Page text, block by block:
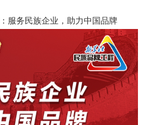
服务民族企业，助力中国品牌